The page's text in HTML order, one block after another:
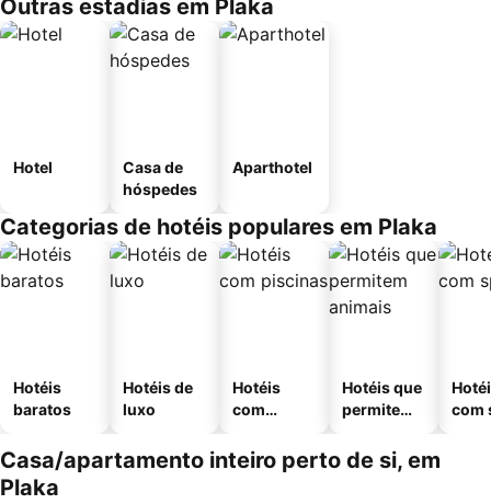
Outras estadias em Plaka
Hotel
Casa de
hóspedes
Aparthotel
Categorias de hotéis populares em Plaka
Hotéis
baratos
Hotéis de
luxo
Hotéis
com
Hotéis que
permitem
com
Casa/apartamento inteiro perto de si, em
Plaka